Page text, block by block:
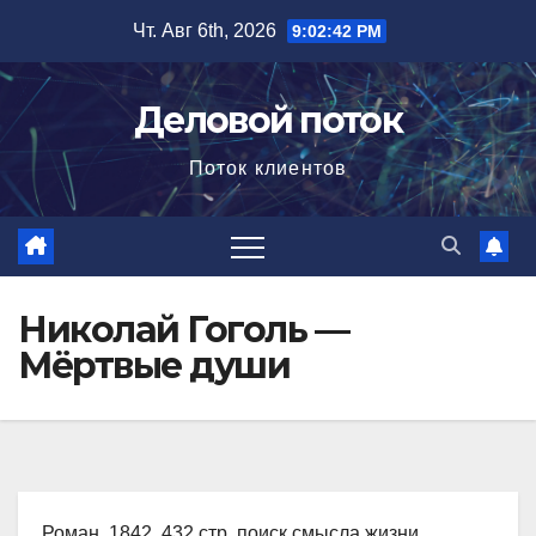
содержимому
Чт. Авг 6th, 2026 9:02:43 PM
Деловой поток
Поток клиентов
Николай Гоголь —
Мёртвые души